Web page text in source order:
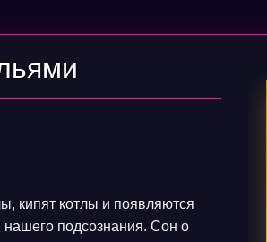
кипят котлы и появляются
нашего подсознания. Сон о